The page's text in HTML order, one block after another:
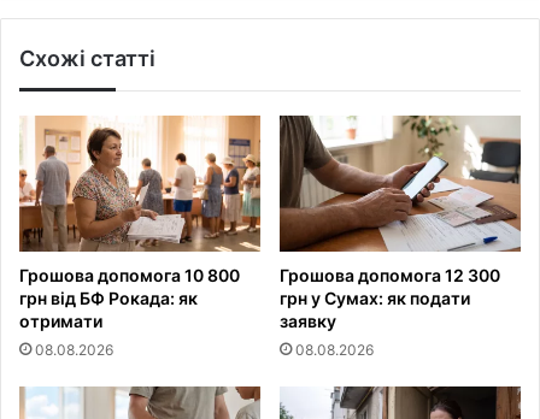
Схожі статті
Грошова допомога 10 800
грн від БФ Рокада: як
отримати
08.08.2026
Грошова допомога 12 300
грн у Сумах: як подати
заявку
08.08.2026